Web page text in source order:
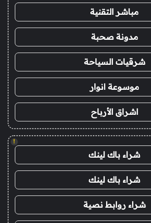
مباشر التقنية
مدونة صحبة
شرقيات السياحة
موسوعة انوار
اشراق الأرباح
!
شراء باك لينك
شراء باك لينك
شراء روابط نصية